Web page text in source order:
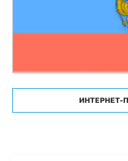
ИНТЕРНЕТ-